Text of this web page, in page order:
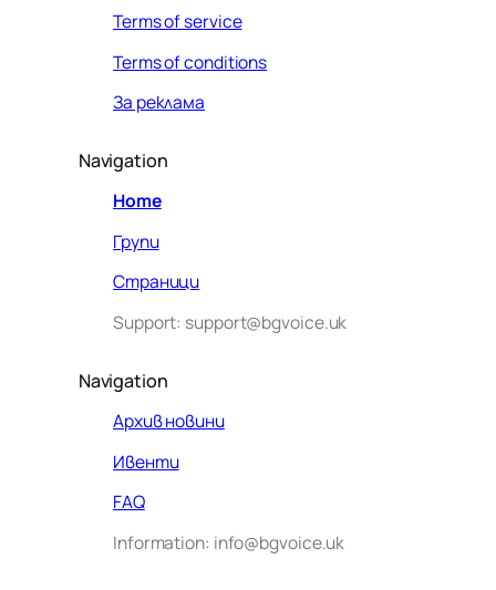
Terms of service
Terms of conditions
За реклама
Navigation
Home
Групи
Страници
Support: support@bgvoice.uk
Navigation
Архив новини
Ивенти
FAQ
Information: info@bgvoice.uk
VOICE UK. С какво мога да